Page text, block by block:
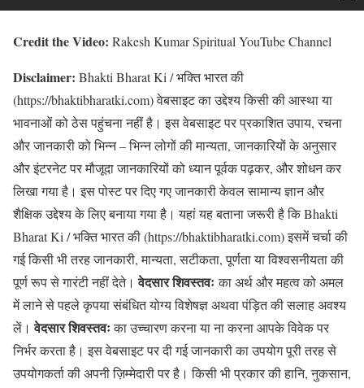
Credit the Video: Rakesh Kumar Spiritual YouTube Channel
Disclaimer: Bhakti Bharat Ki / भक्ति भारत की
(https://bhaktibharatki.com) वेबसाइट का उद्देश्य किसी की आस्था या
भावनाओं को ठेस पहुंचना नहीं है। इस वेबसाइट पर प्रकाशित उपाय, रचना
और जानकारी को भिन्न – भिन्न लोगों की मान्यता, जानकारियों के अनुसार
और इंटरनेट पर मौजूदा जानकारियों को ध्यान पूर्वक पढ़कर, और शोधन कर
लिखा गया है। इस पोस्ट पर दिए गए जानकारी केवल सामान्य ज्ञान और
शैक्षिक उद्देश्य के लिए बनाया गया है। यहां यह बताना जरूरी है कि Bhakti
Bharat Ki / भक्ति भारत की (https://bhaktibharatki.com) इसमें चर्चा की
गई किसी भी तरह जानकारी, मान्यता, सटीकता, पूर्णता या विश्वसनीयता की
पूर्ण रूप से गारंटी नहीं देते।वेदसार शिवस्तवःका अर्थ और महत्व को अमल
में लाने से पहले कृपया संबंधित योग्य विशेषज्ञ अथवा पंड़ित की सलाह अवश्य
लें।वेदसार शिवस्तवःका उच्चारण करना या ना करना आपके विवेक पर
निर्भर करता है। इस वेबसाइट पर दी गई जानकारी का उपयोग पूरी तरह से
उपयोगकर्ता की अपनी ज़िम्मेदारी पर है। किसी भी प्रकार की हानि, नुकसान,